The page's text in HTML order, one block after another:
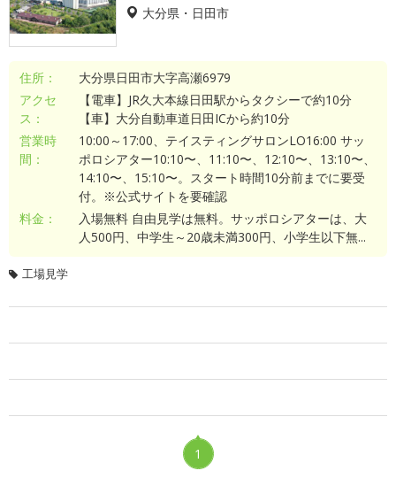
大分県・日田市
住所：
大分県日田市大字高瀬6979
アクセ
ス：
【電車】JR久大本線日田駅からタクシーで約10分
【車】大分自動車道日田ICから約10分
営業時
間：
10:00～17:00、テイスティングサロンLO16:00 サッ
ポロシアター10:10〜、11:10〜、12:10〜、13:10〜、
14:10〜、15:10〜。スタート時間10分前までに要受
付。※公式サイトを要確認
料金：
入場無料 自由見学は無料。サッポロシアターは、大
人500円、中学生～20歳未満300円、小学生以下無...
工場見学
1